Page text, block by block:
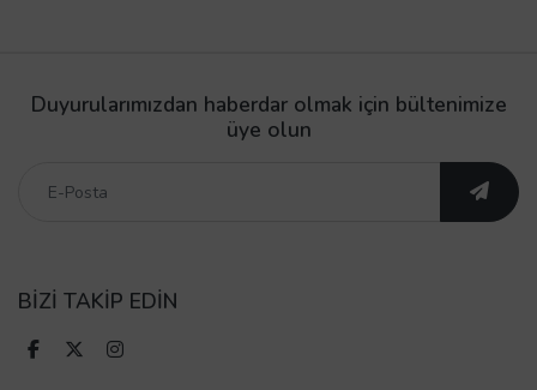
Duyurularımızdan haberdar olmak için bültenimize
üye olun
BİZİ TAKİP EDİN